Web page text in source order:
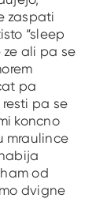
zaspati
“sleep
ze ali pa se
pa
pa se
koncno
mraulince
od
dvigne